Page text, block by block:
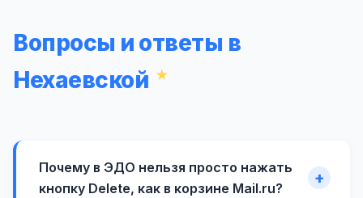
Вопросы и ответы в
Нехаевской
Почему в ЭДО нельзя просто нажать
кнопку Delete, как в корзине Mail.ru?